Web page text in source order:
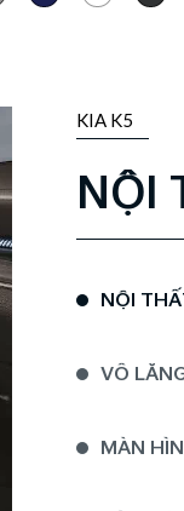
KIA K5
NỘI
NỘI
VÔ
MÀN